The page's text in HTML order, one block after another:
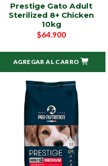
Prestige Gato Adult
Sterilized 8+ Chicken
10kg
$64.900
AGREGAR AL CARRO